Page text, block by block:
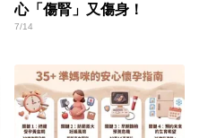
心「傷腎」又傷身！
7/14